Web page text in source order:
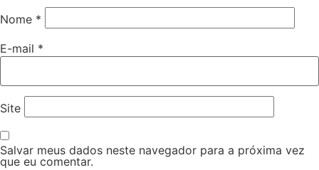
Nome *
E-mail *
Site
Salvar meus dados neste navegador para a próxima vez
que eu comentar.